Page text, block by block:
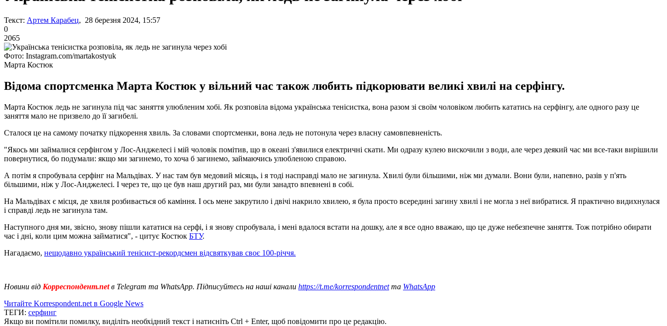
Текст: Артем Карабец, 28 березня 2024, 15:57
0
2065
Фото: Instagram.com/martakostyuk
Марта Костюк
Відома спортсменка Марта Костюк у вільний час також любить підкорювати великі хвилі на серфінгу.
Марта Костюк ледь не загинула під час заняття улюбленим хобі. Як розповіла відома українська тенісистка, вона разом зі своїм чоловіком любить кататись на серфінгу, але одного разу це
заняття мало не призвело до її загибелі.
Сталося це на самому початку підкорення хвиль. За словами спортсменки, вона ледь не потонула через власну самовпевненість.
"Якось ми займалися серфінгом у Лос-Анджелесі і мій чоловік помітив, що в океані з'явилися електричні скати. Ми одразу кулею вискочили з води, але через деякий час ми все-таки вирішили
повернутися, бо подумали: якщо ми загинемо, то хоча б загинемо, займаючись улюбленою справою.
А потім я спробувала серфінг на Мальдівах. У нас там був медовий місяць, і я тоді насправді мало не загинула. Хвилі були більшими, ніж ми думали. Вони були, напевно, разів у п'ять
більшими, ніж у Лос-Анджелесі. І через те, що це був наш другий раз, ми були занадто впевнені в собі.
На Мальдівах є місця, де хвиля розбивається об каміння. І ось мене закрутило і двічі накрило хвилею, я була просто всередині загину хвилі і не могла з неї вибратися. Я практично видихнулася
і справді ледь не загинула там.
Наступного дня ми, звісно, знову пішли кататися на серфі, і я знову спробувала, і мені вдалося встати на дошку, але я все одно вважаю, що це дуже небезпечне заняття. Тож потрібно обирати
час і дні, коли цим можна займатися", - цитує Костюк БТУ.
Нагадаємо, нещодавно український тенісист-рекордсмен відсвяткував своє 100-річчя.
Новини від Корреспондент.netв Telegram та WhatsApp. Підписуйтесь на наші канали https://t.me/korrespondentnetта WhatsApp
Читайте Korrespondent.net в Google News
ТЕГИ: серфинг
Якщо ви помітили помилку, виділіть необхідний текст і натисніть Ctrl + Enter, щоб повідомити про це редакцію.